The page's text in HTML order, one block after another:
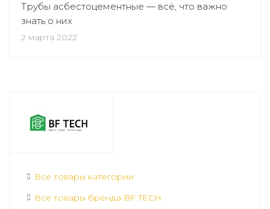
Трубы асбестоцементные — всё, что важно
знать о них
2 марта 2022
Все товары категории
Все товары бренда BF TECH